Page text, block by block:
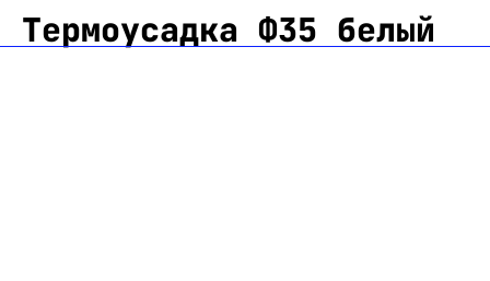
Новости
Термоусадка Ф35 белый